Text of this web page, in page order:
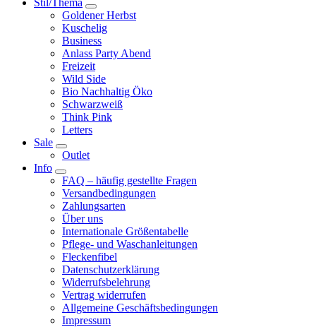
Stil/Thema
Goldener Herbst
Kuschelig
Business
Anlass Party Abend
Freizeit
Wild Side
Bio Nachhaltig Öko
Schwarzweiß
Think Pink
Letters
Sale
Outlet
Info
FAQ – häufig gestellte Fragen
Versandbedingungen
Zahlungsarten
Über uns
Internationale Größentabelle
Pflege- und Waschanleitungen
Fleckenfibel
Datenschutzerklärung
Widerrufsbelehrung
Vertrag widerrufen
Allgemeine Geschäftsbedingungen
Impressum